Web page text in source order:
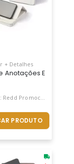
Reciclado. 140 X
+ Detalhes
Anotações
Promocional
PRODUTO